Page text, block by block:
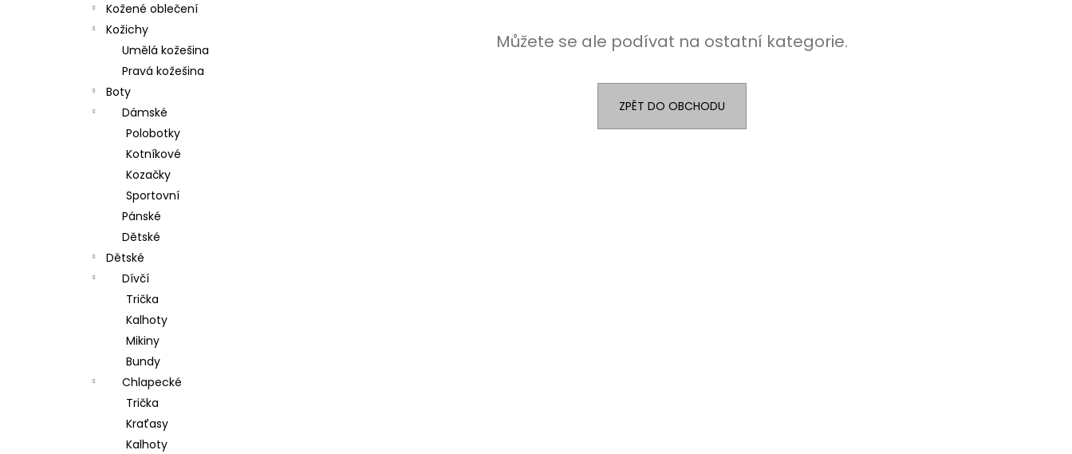
Kožené oblečení
Kožichy
Umělá kožešina
Pravá kožešina
Boty
Dámské
Polobotky
Kotníkové
Kozačky
Sportovní
Pánské
Dětské
Dětské
Dívčí
Trička
Kalhoty
Mikiny
Bundy
Chlapecké
Trička
Kraťasy
Kalhoty
Můžete se ale podívat na ostatní kategorie.
ZPĚT DO OBCHODU